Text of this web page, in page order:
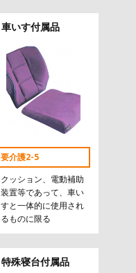
車いす付属品
要介護2-5
クッション、電動補助
装置等であって、車い
すと一体的に使用され
るものに限る
特殊寝台付属品